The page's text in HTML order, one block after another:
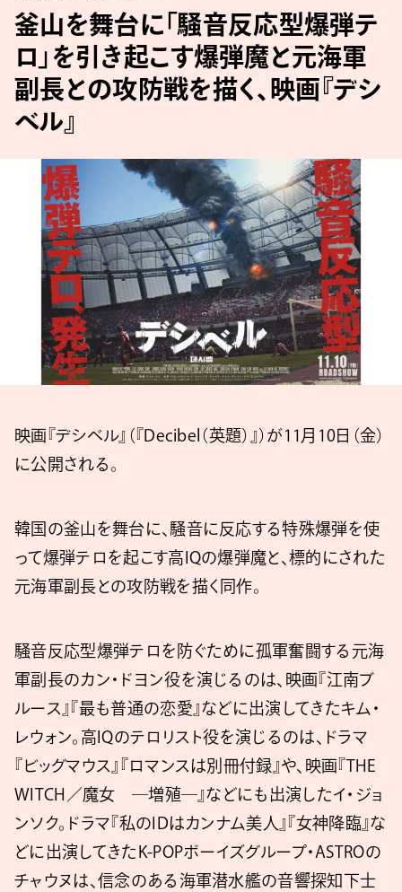
釜山を舞台に「騒音反応型爆弾テ
ロ」を引き起こす爆弾魔と元海軍
副長との攻防戦を描く、映画『デシ
ベル』
映画『デシベル』（『Decibel（英題）』）が11月10日（金）
に公開される。
韓国の釜山を舞台に、騒音に反応する特殊爆弾を使
って爆弾テロを起こす高IQの爆弾魔と、標的にされた
元海軍副長との攻防戦を描く同作。
騒音反応型爆弾テロを防ぐために孤軍奮闘する元海
軍副長のカン・ドヨン役を演じるのは、映画『江南ブ
ルース』『最も普通の恋愛』などに出演してきたキム・
レウォン。高IQのテロリスト役を演じるのは、ドラマ
『ビッグマウス』『ロマンスは別冊付録』や、映画『THE
WITCH／魔女 ―増殖―』などにも出演したイ・ジョ
ンソク。ドラマ『私のIDはカンナム美人』『女神降臨』な
どに出演してきたK-POPボーイズグループ・ASTROの
チャウヌは、信念のある海軍潜水艦の音響探知下士